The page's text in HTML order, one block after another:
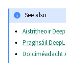
See also
Aistritheoir
Praghsáil DeepL
Doiciméadacht